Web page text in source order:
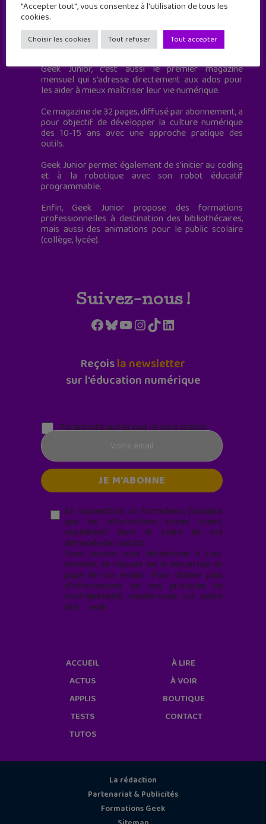
Geek Junior est le premier site de culture numérique
à destination des adolescents.
Geek Junior, c’est aussi le premier magazine
mensuel qui s’adresse directement aux ados pour
les aider à mieux maîtriser leur vie numérique.
Ce magazine de 32 pages, diffusé par abonnement, a
pour objectif de développer la culture numérique
des 10-15 ans avec une approche pratique des
outils.
Geek Junior permet également de s'initier au coding
et à la robotique avec son robot éducatif
programmable.
Enfin, Geek Junior propose des formations
professionnelles à destination des bibliothécaires,
mais aussi des animations pour le public scolaire
(collège, lycée).
Suivez-nous !
Facebook
Bluesky
YouTube
Instagram
TikTokLinkedIn
Reçoisla newsletter
sur l'éducation numérique
Parentalité numérique (le lundi matin)
En soumettant ce formulaire, j’accepte
que les informations saisies soient
exploitées* dans le cadre de ma
demande de contact.
Vous pouvez vous désabonner à tout
moment en cliquant sur le lien en bas de
page de nos emails. Pour obtenir plus
d'informations sur nos pratiques de
confidentialité, rendez-vous sur notre
site web
"Accepter tout", vous consentez à l'utilisation de tous les
cookies.
Choisir les cookies Tout refuser Tout accepter
ACCUEIL
ACTUS
APPLIS
TESTS
TUTOS
À LIRE
À VOIR
BOUTIQUE
CONTACT
La rédaction
Partenariat & Publicités
Formations Geek